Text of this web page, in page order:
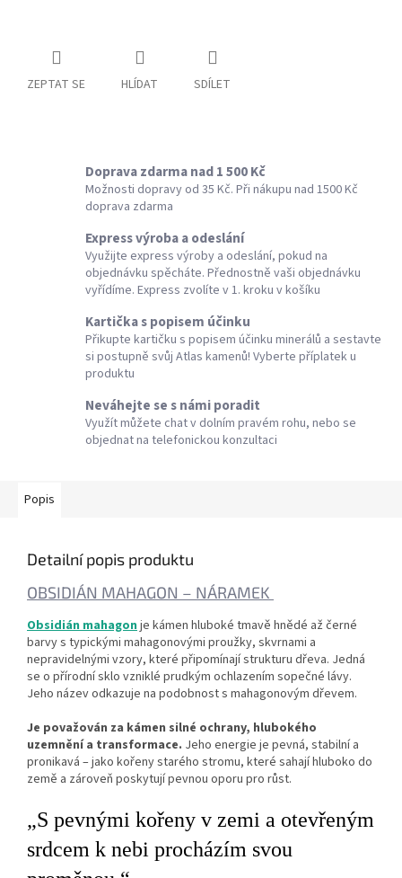
ZEPTAT SE HLÍDAT SDÍLET
Doprava zdarma nad 1 500 Kč
Možnosti dopravy od 35 Kč. Při nákupu nad 1500 Kč
doprava zdarma
Express výroba a odeslání
Využijte express výroby a odeslání, pokud na
objednávku spěcháte. Přednostně vaši objednávku
vyřídíme. Express zvolíte v 1. kroku v košíku
Kartička s popisem účinku
Přikupte kartičku s popisem účinku minerálů a sestavte
si postupně svůj Atlas kamenů! Vyberte příplatek u
produktu
Neváhejte se s námi poradit
Využít můžete chat v dolním pravém rohu, nebo se
objednat na telefonickou konzultaci
Popis
Detailní popis produktu
OBSIDIÁN MAHAGON – NÁRAMEK
Obsidián mahagonje kámen hluboké tmavě hnědé až černé
barvy s typickými mahagonovými proužky, skvrnami a
nepravidelnými vzory, které připomínají strukturu dřeva. Jedná
se o přírodní sklo vzniklé prudkým ochlazením sopečné lávy.
Jeho název odkazuje na podobnost s mahagonovým dřevem.
Je považován za kámen silné ochrany, hlubokého
uzemnění a transformace. Jeho energie je pevná, stabilní a
pronikavá – jako kořeny starého stromu, které sahají hluboko do
země a zároveň poskytují pevnou oporu pro růst.
„S pevnými kořeny v zemi a otevřeným
srdcem k nebi procházím svou